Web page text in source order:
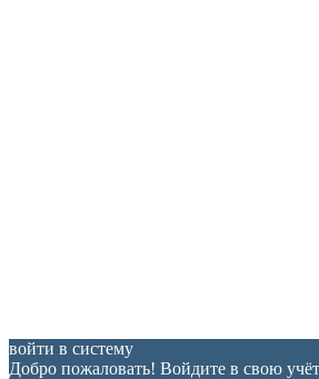
войти в систему
Добро пожаловать! Войдите в свою